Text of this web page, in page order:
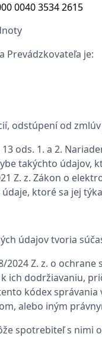
0040 3534 2615
Prevádzkovateľa je:
odstúpení od
ods. 1. a 2.
takýchto údajov,
Z. z. Zákon o
ktoré sa jej
údajov tvoria
2024 Z. z. o
ich dodržiavaniu,
kódex
alebo iným
spotrebiteľ s nimi